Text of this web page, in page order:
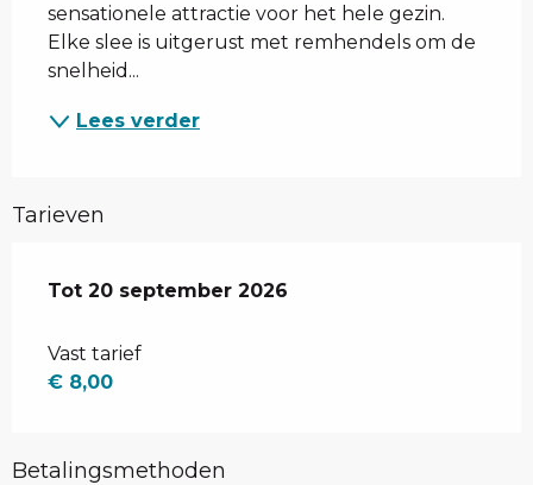
sensationele attractie voor het hele gezin.
Elke slee is uitgerust met remhendels om de
snelheid...
Lees verder
Tarieven
Van 13 juni 2026tot20 september 2026
Tot 20 september 2026
Vast tarief
€ 8,00
Betalingsmethoden